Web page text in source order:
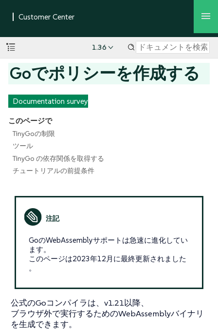
1.36
Goでポリシーを作成する
Documentation survey
このページで
TinyGoの制限
ツール
TinyGo の依存関係を取得する
チュートリアルの前提条件
GoのWebAssemblyサポートは急速に進化してい
ます。
このページは2023年12月に最終更新されました
。
公式のGoコンパイラは、v1.21以降、
ブラウザ外で実行するためのWebAssemblyバイナリ
を生成できます。